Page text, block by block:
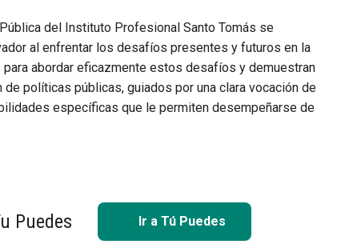
del Instituto Profesional Santo Tomás se
al enfrentar los desafíos presentes y futuros en la
abordar eficazmente estos desafíos y demuestran
políticas públicas, guiados por una clara vocación de
específicas que le permiten desempeñarse de
Puedes Ir a Tú Puedes